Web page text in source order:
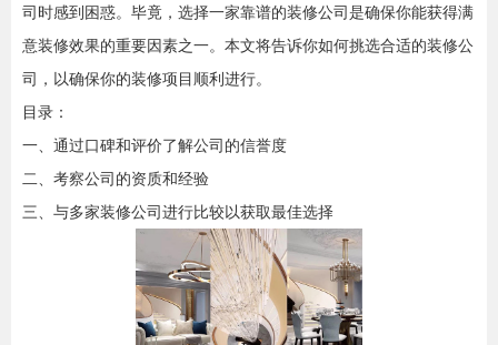
司时感到困惑。毕竟，选择一家靠谱的装修公司是确保你能获得满
意装修效果的重要因素之一。本文将告诉你如何挑选合适的装修公
司，以确保你的装修项目顺利进行。
目录：
一、通过口碑和评价了解公司的信誉度
二、考察公司的资质和经验
三、与多家装修公司进行比较以获取最佳选择